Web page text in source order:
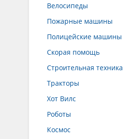
Велосипеды
Пожарные машины
Полицейские машины
Скорая помощь
Строительная техника
Тракторы
Хот Вилс
Роботы
Космос